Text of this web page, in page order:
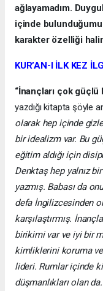
ağlayamadım.
içinde
karakter özelliği
KUR’AN-I İLK KEZ
“İnançları çok güçlü
yazdığı kitapta şöyle
olarak hep içinde
bir idealizm var. Bu
eğitim aldığı için
Denktaş hep yalnız
yazmış. Babası da
defa İngilizcesinden
karşılaştırmış.
birikimi var ve iyi bir
kimliklerini koruma
lideri. Rumlar içinde
düşmanlıkları olan